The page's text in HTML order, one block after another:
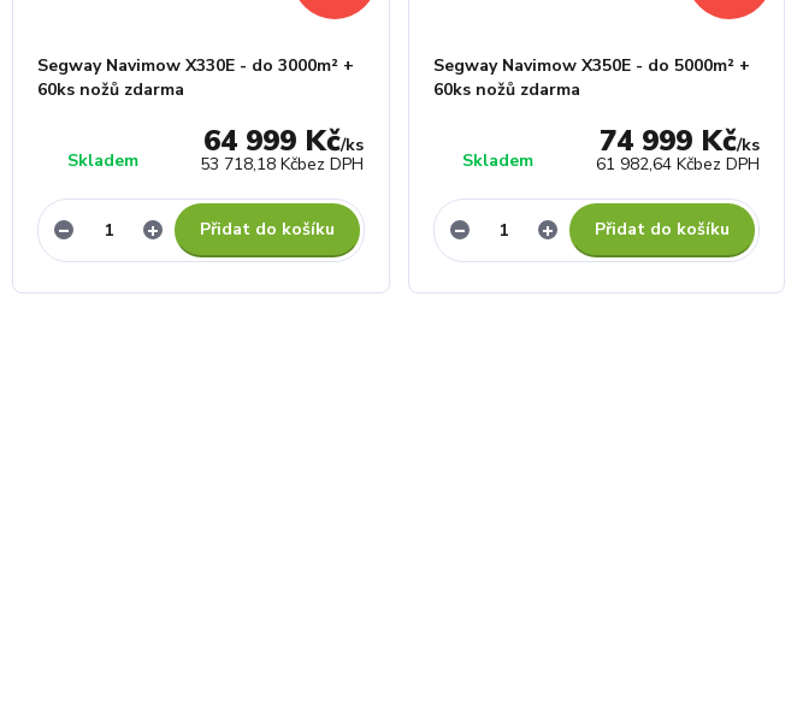
Segway Navimow X330E - do 3000m² +
60ks nožů zdarma
64 999 Kč/ks
53 718,18 Kčbez DPH
Skladem
Přidat do košíku
Segway Navimow X350E - do 5000m² +
60ks nožů zdarma
74 999 Kč/ks
61 982,64 Kčbez DPH
Skladem
Přidat do košíku